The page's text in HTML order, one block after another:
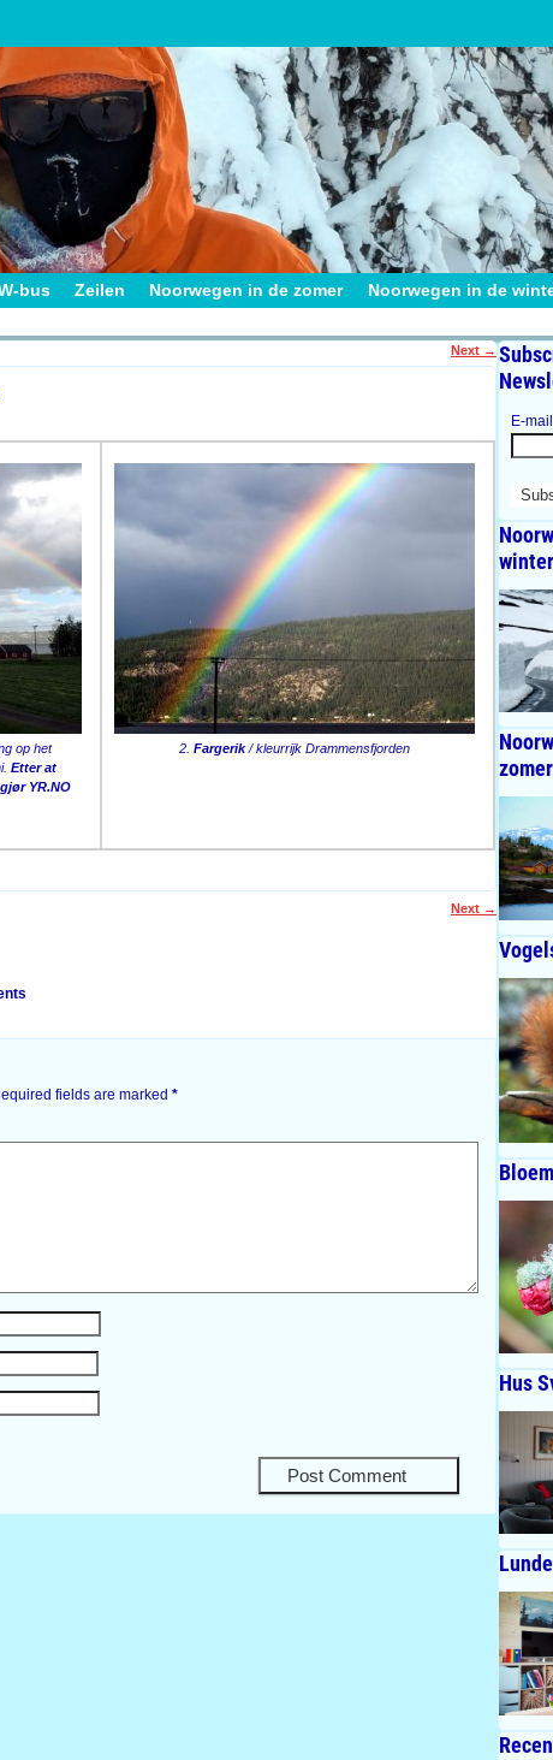
bus Zeilen Noorwegen in de zomer Noorwegen in de
Next →
op het
Etter at
YR.NO
2.Fargerik/ kleurrijk Drammensfjorden
Next →
fields are marked *
E-mail
winter
zomer
Hus